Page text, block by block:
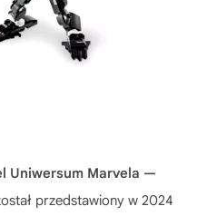
Uniwersum Marvela —
przedstawiony w 2024